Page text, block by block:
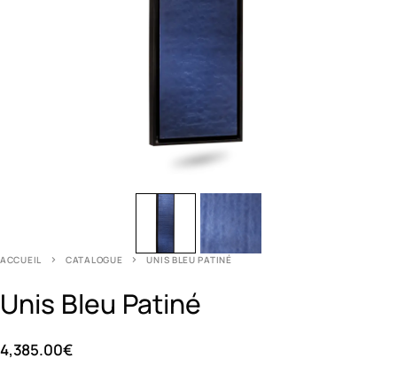
ACCUEIL CATALOGUE UNIS BLEU PATINÉ
Unis Bleu Patiné
4,385.00€